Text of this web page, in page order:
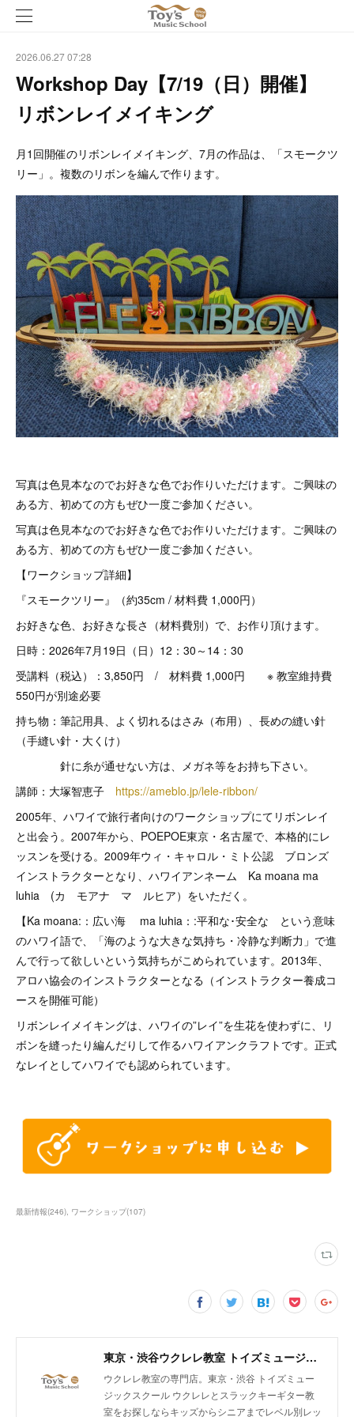
2026.06.27 07:28
Workshop Day【7/19（日）開催】
リボンレイメイキング
月1回開催のリボンレイメイキング、7月の作品は、「スモークツ
リー」。複数のリボンを編んで作ります。
写真は色見本なのでお好きな色でお作りいただけます。ご興味の
ある方、初めての方もぜひ一度ご参加ください。
写真は色見本なのでお好きな色でお作りいただけます。ご興味の
ある方、初めての方もぜひ一度ご参加ください。
【ワークショップ詳細】
『スモークツリー』（約35cm / 材料費 1,000円）
お好きな色、お好きな長さ（材料費別）で、お作り頂けます。
日時：2026年7月19日（日）12：30～14：30
受講料（税込）：3,850円 / 材料費 1,000円 ※ 教室維持費
550円が別途必要
持ち物：筆記用具、よく切れるはさみ（布用）、長めの縫い針
（手縫い針・大くけ）
針に糸が通せない方は、メガネ等をお持ち下さい。
講師：大塚智恵子 https://ameblo.jp/lele-ribbon/
2005年、ハワイで旅行者向けのワークショップにてリボンレイ
と出会う。2007年から、POEPOE東京・名古屋で、本格的にレ
ッスンを受ける。2009年ウィ・キャロル・ミト公認 ブロンズ
インストラクターとなり、ハワイアンネーム Ka moana ma
luhia (カ モアナ マ ルヒア）をいただく。
【Ka moana:：広い海 ma luhia：:平和な･安全な という意味
のハワイ語で、「海のような大きな気持ち・冷静な判断力」で進
んで行って欲しいという気持ちがこめられています。2013年、
アロハ協会のインストラクターとなる（インストラクター養成コ
ースを開催可能）
リボンレイメイキングは、ハワイの”レイ”を生花を使わずに、リ
ボンを縫ったり編んだりして作るハワイアンクラフトです。正式
なレイとしてハワイでも認められています。
最新情報(246) ワークショップ(107)
東京・渋谷ウクレレ教室 トイズミュージックスクール｜体験レッスン実施中！
ウクレレ教室の専門店。東京・渋谷 トイズミュー
ジックスクール ウクレレとスラックキーギター教
室をお探しならキッズからシニアまでレベル別レッ